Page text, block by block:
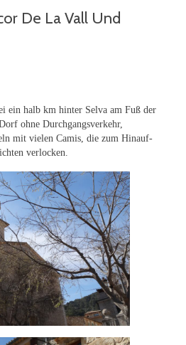
De La Vall Und
ein halb km hinter Selva am Fuß der
ohne Durchgangsverkehr,
mit vielen Camis, die zum Hinauf-
verlocken.